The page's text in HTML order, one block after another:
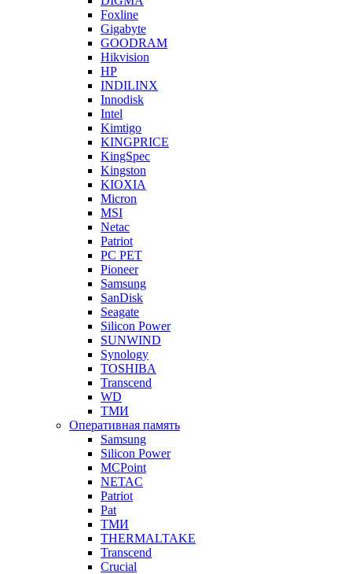
Foxline
Gigabyte
GOODRAM
Hikvision
HP
INDILINX
Innodisk
Intel
Kimtigo
KINGPRICE
KingSpec
Kingston
KIOXIA
Micron
MSI
Netac
Patriot
PC PET
Pioneer
Samsung
SanDisk
Seagate
Silicon Power
SUNWIND
Synology
TOSHIBA
Transcend
WD
ТМИ
Оперативная память
Samsung
Silicon Power
MCPoint
NETAC
Patriot
Pat
ТМИ
THERMALTAKE
Transcend
Crucial